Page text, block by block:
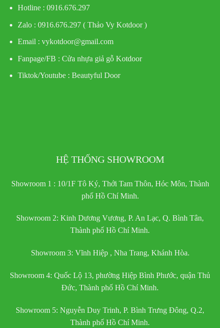
Hotline : 0916.676.297
Zalo : 0916.676.297 ( Thảo Vy Kotdoor )
Email : vykotdoor@gmail.com
Fanpage/FB : Cửa nhựa giả gỗ Kotdoor
Tiktok/Youtube : Beautyful Door
HỆ THỐNG SHOWROOM
Showroom 1 : 10/1F Tô Ký, Thới Tam Thôn, Hóc Môn, Thành
phố Hồ Chí Minh.
Showroom 2: Kinh Dương Vương, P. An Lạc, Q. Bình Tân,
Thành phố Hồ Chí Minh.
Showroom 3: Vĩnh Hiệp , Nha Trang, Khánh Hòa.
Showroom 4: Quốc Lộ 13, phường Hiệp Bình Phước, quận Thủ
Đức, Thành phố Hồ Chí Minh.
Showroom 5: Nguyễn Duy Trinh, P. Bình Trưng Đông, Q.2,
Thành phố Hồ Chí Minh.